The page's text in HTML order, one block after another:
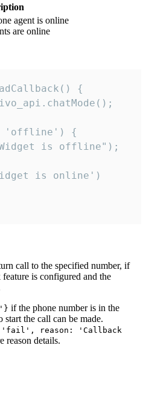
agent is online
are online
{
'offline') {
is offline");
is online')
call to the specified number, if
is configured and the
if the phone number is in the
start the call can be made.
reason: 'Callback
reason details.